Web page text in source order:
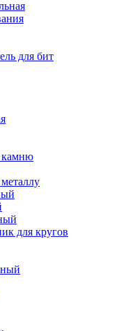
для бит
камню
для кругов